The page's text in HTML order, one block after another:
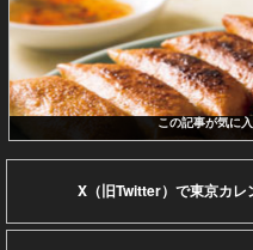
この記事が気に
X（旧Twitter）で東京カレ